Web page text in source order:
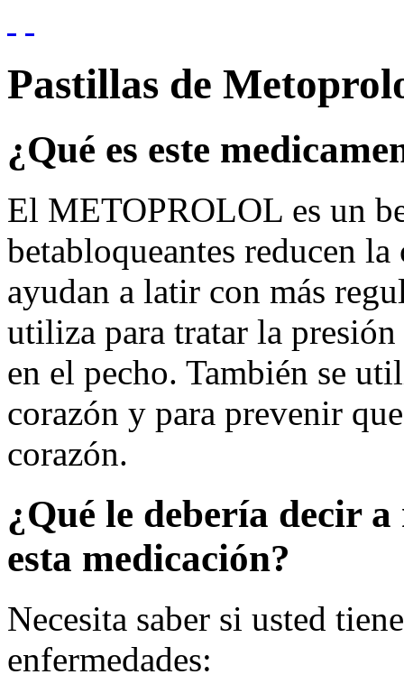
Pastillas de
¿Qué es este
El METOPROLOL es un
betabloqueantes reducen
ayudan a latir con más
utiliza para tratar la
en el pecho. También se
corazón y para prevenir
corazón.
¿Qué le debería decir
esta medicación?
Necesita saber si usted
enfermedades: